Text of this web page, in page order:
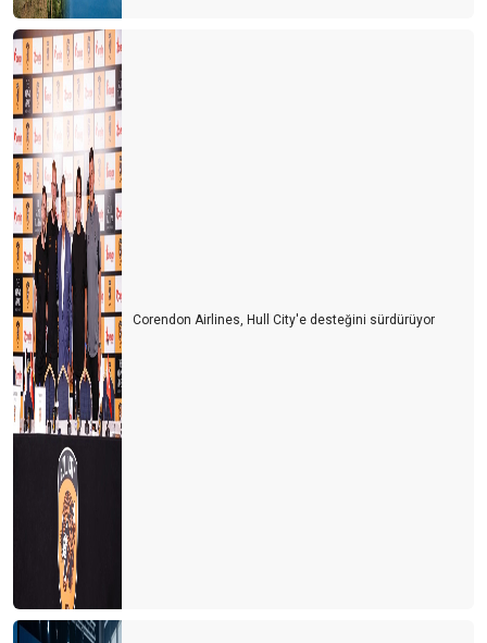
Corendon Airlines, Hull City'e desteğini sürdürüyor